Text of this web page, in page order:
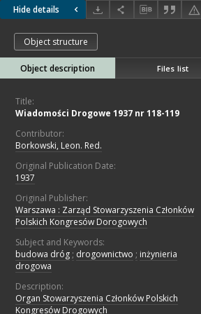
Hide details
Object structure
Object description Files list
Title:
Wiadomości Drogowe 1937 nr 118-119
Contributor:
Borkowski, Leon. Red.
Original Publication Date:
1937
Original Publisher:
Warszawa : Zarząd Stowarzyszenia Członków
Polskich Kongresów Dorogowych
Subject and Keywords:
budowa dróg ; drogownictwo ; inżynieria
drogowa
Description:
Organ Stowarzyszenia Członków Polskich
Kongresów Drogowych